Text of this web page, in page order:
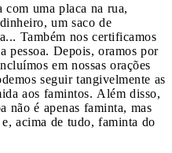
com uma placa na rua,
um saco de
Também nos certificamos
pessoa. Depois, oramos por
em nossas orações
seguir tangivelmente as
aos famintos. Além disso,
não é apenas faminta, mas
acima de tudo, faminta do